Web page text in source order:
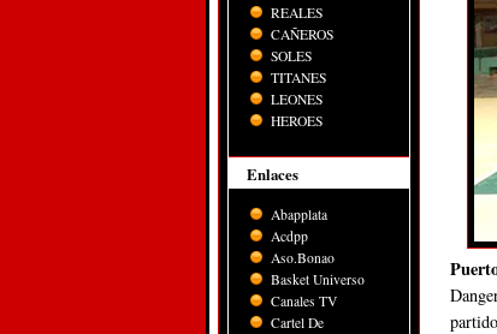
REALES
CAÑEROS
SOLES
TITANES
LEONES
HEROES
Enlaces
Abapplata
Acdpp
Aso.Bonao
Basket Universo
Canales TV
Cartel De